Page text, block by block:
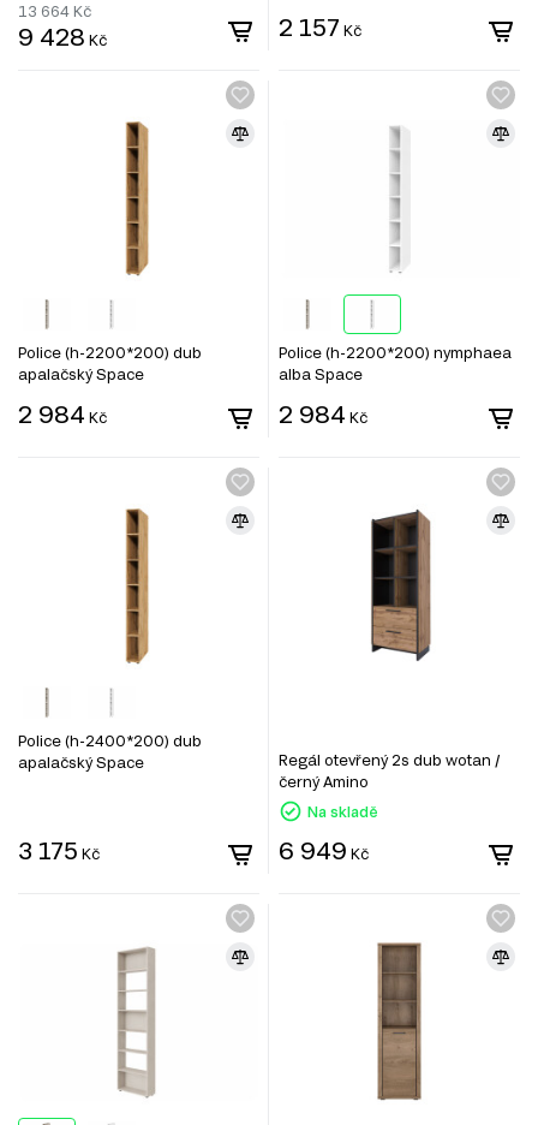
13 664 Kč
9 428 Kč 2 157 Kč
Police (h-2200*200) dub
apalačský Space
2 984 Kč
Police (h-2200*200) nymphaea
alba Space
2 984 Kč
Police (h-2400*200) dub
apalačský Space
3 175 Kč
Regál otevřený 2s dub wotan /
černý Amino
Na skladě
6 949 Kč